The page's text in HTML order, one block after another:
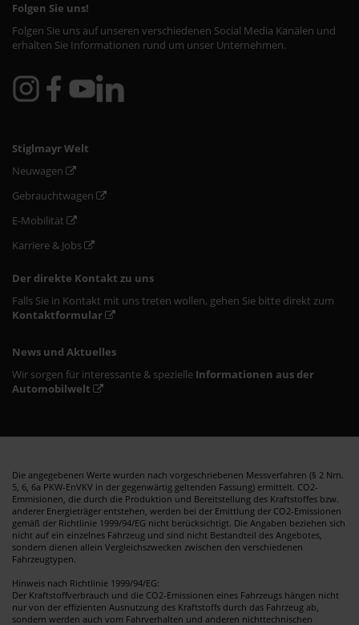
Folgen Sie uns!
Folgen Sie uns auf unseren verschiedenen Social Media Kanälen und
erhalten Sie Informationen rund um unser Unternehmen.
Stiglmayr Welt
Neuwagen
Gebrauchtwagen
E-Mobilität
Karriere & Jobs
Der direkte Kontakt zu uns
Falls Sie in Kontakt mit uns treten wollen, gehen Sie bitte direkt zum
Kontaktformular
News und Aktuelles
Wir sorgen für interessante & spezielle Informationen aus der
Automobilwelt
Die angegebenen Werte wurden nach vorgeschriebenen Messverfahren (§ 2 Nrn.
5, 6, 6a PKW-EnVKV in der gegenwärtig geltenden Fassung) ermittelt. CO2-
Emmisionen, die durch die Produktion und Bereitstellung des Kraftstoffes bzw.
anderer Energieträger entstehen, werden bei der Emittlung der CO2-Emissionen
gemäß der Richtlinie 1999/94/EG nicht berücksichtigt. Die Angaben beziehen sich
nicht auf ein einzelnes Fahrzeug und sind nicht Bestandteil des Angebotes,
sondern dienen allein Vergleichszwecken zwischen den verschiedenen
Fahrzeugtypen.
Hinweis nach Richtlinie 1999/94/EG:
Der Kraftstoffverbrauch und die CO2-Emissionen eines Fahrzeugs hängen nicht
nur von der effizienten Ausnutzung des Kraftstoffs durch das Fahrzeug ab,
sondern werden auch vom Fahrverhalten und anderen nichttechnischen